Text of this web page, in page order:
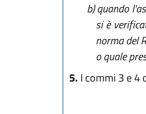
b)quando
si è
norma del
o quale
5. I commi 3 e 4